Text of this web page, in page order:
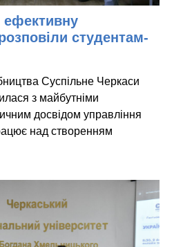
ефективну
студентам-
Суспільне Черкаси
з майбутніми
досвідом управління
над створенням